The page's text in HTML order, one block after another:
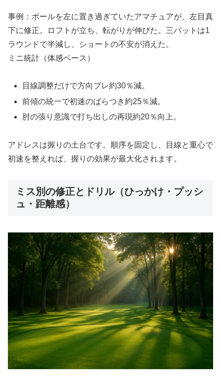
事例：ボールを左に置き過ぎていたアマチュアが、左目真
下に修正。ロフトが立ち、転がりが伸びた。三パットは1
ラウンドで半減し、ショートの不安が消えた。
ミニ統計（体感ベース）
目線調整だけで方向ブレ約30％減。
前傾の統一で初速のばらつき約25％減。
肘の張り意識で打ち出しの再現約20％向上。
アドレスは握りの土台です。順序を固定し、目線と重心で
初速を整えれば、握りの効果が最大化されます。
ミス別の修正とドリル（ひっかけ・プッシ
ュ・距離感）